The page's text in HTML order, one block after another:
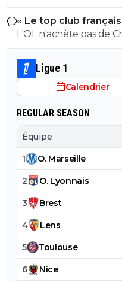
incroyable du farfelu
perd ce sera aussi
délivrance avec un
« Le top club
PSG
L'OL n'achète pas de
un point commun avec le PSG. Mdr
avec l'OL qui est une
Ligue 1
Calendrier
REGULAR SEASON
Équipe
1 O. Marseille
2 O. Lyonnais
3 Brest
4 Lens
5 Toulouse
6 Nice